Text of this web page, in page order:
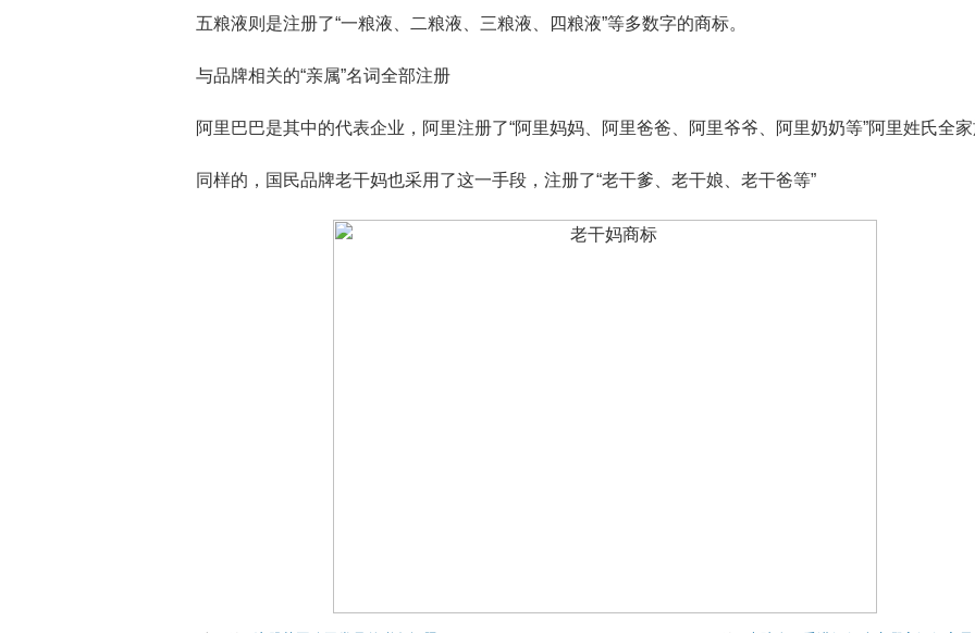
五粮液则是注册了“一粮液、二粮液、三粮液、四粮液”等多数字的商标。
与品牌相关的“亲属”名词全部注册
阿里巴巴是其中的代表企业，阿里注册了“阿里妈妈、阿里爸爸、阿里爷爷、阿里奶奶等”阿里姓氏全家
同样的，国民品牌老干妈也采用了这一手段，注册了“老干爹、老干娘、老干爸等”